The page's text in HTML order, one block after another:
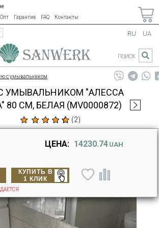
Опт Гарантия FAQ Контакты
RU UA
ПОИСК
с умывальником
УМЫВАЛЬНИКОМ "АЛЕССА
80 СМ, БЕЛАЯ (MV0000872)
(2)
ЦЕНА: 14230.74 UAH
КУПИТЬ В
1 КЛИК